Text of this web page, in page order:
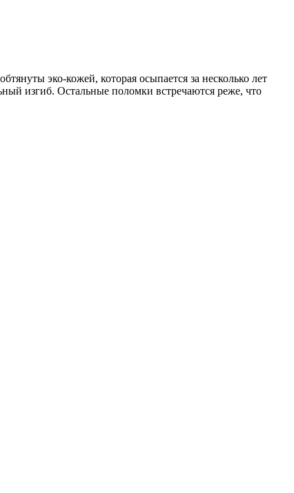
эко-кожей, которая осыпается за несколько лет
изгиб. Остальные поломки встречаются реже, что